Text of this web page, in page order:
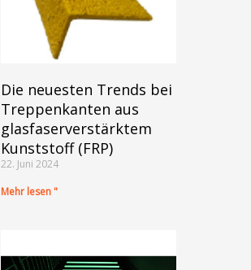
Die neuesten Trends bei
Treppenkanten aus
glasfaserverstärktem
Kunststoff (FRP)
22. Juni 2024
Mehr lesen "